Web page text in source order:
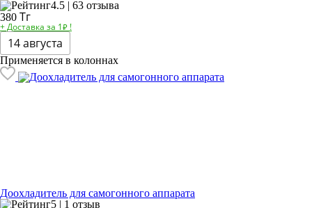
4.5 | 63 отзыва
380 Тг
+ Доставка за 1₽ !
14 августа
Применяется в колоннах
Доохладитель для самогонного аппарата
5 | 1 отзыв